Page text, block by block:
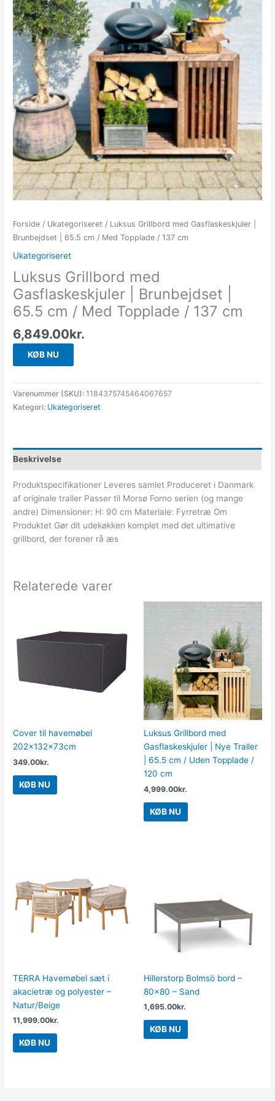
Forside / Ukategoriseret / Luksus Grillbord med Gasflaskeskjuler |
Brunbejdset | 65.5 cm / Med Topplade / 137 cm
Ukategoriseret
Luksus Grillbord med
Gasflaskeskjuler | Brunbejdset |
65.5 cm / Med Topplade / 137 cm
6,849.00kr.
KØB NU
Varenummer (SKU): 1184375745464067657
Kategori: Ukategoriseret
Beskrivelse
Produktspecifikationer Leveres samlet Produceret i Danmark
af originale traller Passer til Morsø Forno serien (og mange
andre) Dimensioner: H: 90 cm Materiale: Fyrretræ Om
Produktet Gør dit udekøkken komplet med det ultimative
grillbord, der forener rå æs
Relaterede varer
Cover til havemøbel
202x132x73cm
349.00kr.
KØB NU
Luksus Grillbord med
Gasflaskeskjuler | Nye Traller
| 65.5 cm / Uden Topplade /
120 cm
4,999.00kr.
KØB NU
TERRA Havemøbel sæt i
akacietræ og polyester –
Natur/Beige
11,999.00kr.
KØB NU
Hillerstorp Bolmsö bord –
80×80 – Sand
1,695.00kr.
KØB NU